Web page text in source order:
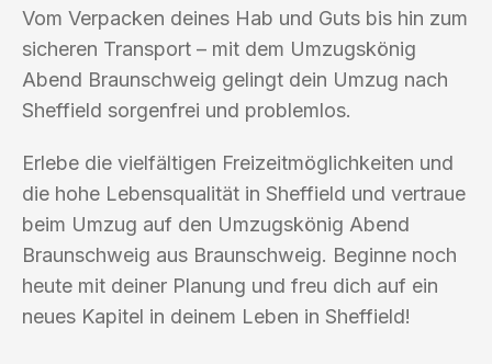
Vom Verpacken deines Hab und Guts bis hin zum
sicheren Transport – mit dem Umzugskönig
Abend Braunschweig gelingt dein Umzug nach
Sheffield sorgenfrei und problemlos.
Erlebe die vielfältigen Freizeitmöglichkeiten und
die hohe Lebensqualität in Sheffield und vertraue
beim Umzug auf den Umzugskönig Abend
Braunschweig aus Braunschweig. Beginne noch
heute mit deiner Planung und freu dich auf ein
neues Kapitel in deinem Leben in Sheffield!